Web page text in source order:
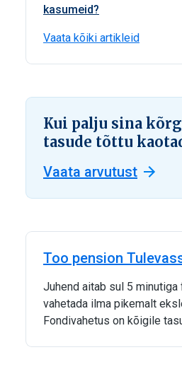
kasumeid?
Vaata kõiki artikleid
Kui palju sina
tasude tõttu
Vaata arvutust
Too pension
Juhend aitab sul 5 minutiga
vahetada ilma pikemalt
Fondivahetus on kõigile